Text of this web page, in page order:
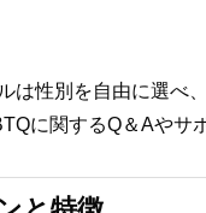
は性別を自由に選べ
に関するQ＆Aやサ